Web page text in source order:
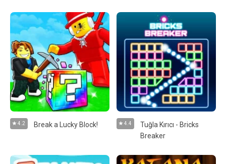
4.2 Break a Lucky Block! 4.4
Tuğla Kırıcı - Bricks
Breaker